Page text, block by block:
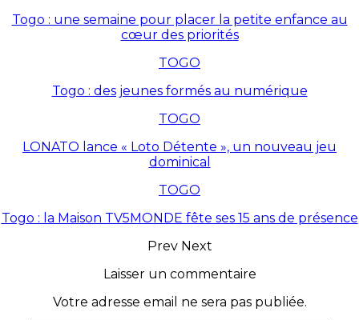
Togo : une semaine pour placer la petite enfance au
cœur des priorités
TOGO
Togo : des jeunes formés au numérique
TOGO
LONATO lance « Loto Détente », un nouveau jeu
dominical
TOGO
Togo : la Maison TV5MONDE fête ses 15 ans de présence
Prev Next
Laisser un commentaire
Votre adresse email ne sera pas publiée.